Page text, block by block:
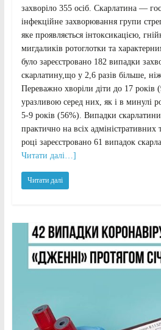
захворіло 355 осіб. Скарлатина —
інфекційне захворювання групи
яке проявляється інтоксикацією,
мигдаликів ротоглотки та
було зареєстровано 182 випадки
скарлатину,що у 2,6 разів більше,
Переважно хворіли діти до 17 років
уразливою серед них, як і в минулі
5-9 років (56%). Випадки скарлатини
практично на всіх
році зареєстровано 61 випадок
Читати далі…]
Читати далі